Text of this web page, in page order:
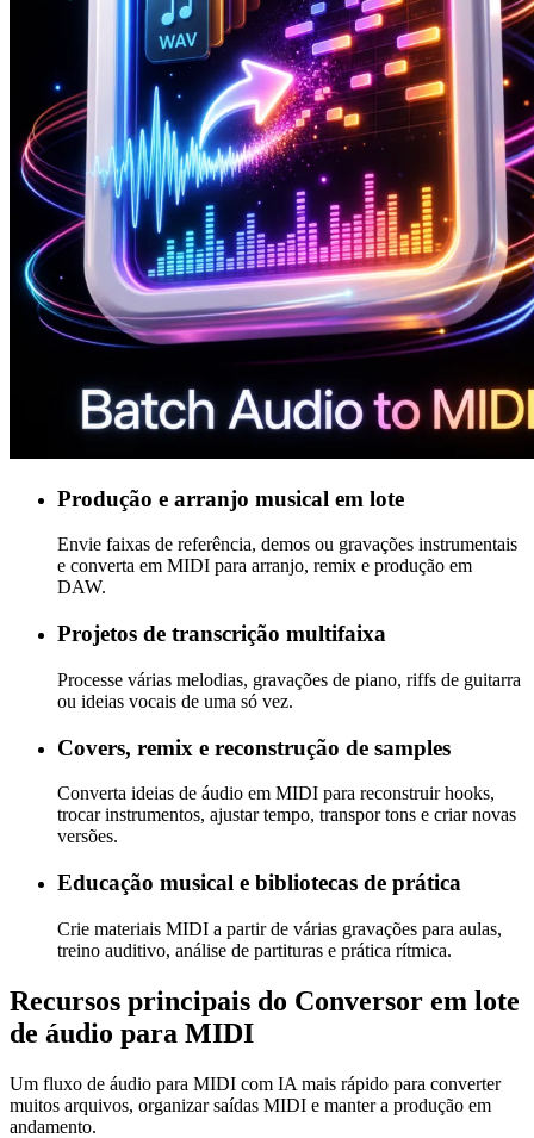
Produção e arranjo musical em lote
Envie faixas de referência, demos ou gravações instrumentais
e converta em MIDI para arranjo, remix e produção em
DAW.
Projetos de transcrição multifaixa
Processe várias melodias, gravações de piano, riffs de guitarra
ou ideias vocais de uma só vez.
Covers, remix e reconstrução de samples
Converta ideias de áudio em MIDI para reconstruir hooks,
trocar instrumentos, ajustar tempo, transpor tons e criar novas
versões.
Educação musical e bibliotecas de prática
Crie materiais MIDI a partir de várias gravações para aulas,
treino auditivo, análise de partituras e prática rítmica.
Recursos principais do Conversor em lote
de áudio para MIDI
Um fluxo de áudio para MIDI com IA mais rápido para converter
muitos arquivos, organizar saídas MIDI e manter a produção em
andamento.